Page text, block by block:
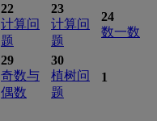
22
计算问
题
23
计算问
题
24
数一数
29
奇数与
偶数
30
植树问
题
1